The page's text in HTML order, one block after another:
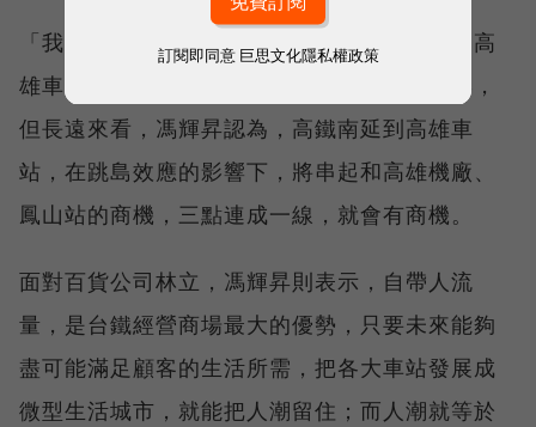
「我其實更看好高雄！」馮輝昇不諱言。儘管高
雄車站和鳳山站的招商案近期都遇到流標情形，
但長遠來看，馮輝昇認為，高鐵南延到高雄車
站，在跳島效應的影響下，將串起和高雄機廠、
鳳山站的商機，三點連成一線，就會有商機。
面對百貨公司林立，馮輝昇則表示，自帶人流
量，是台鐵經營商場最大的優勢，只要未來能夠
盡可能滿足顧客的生活所需，把各大車站發展成
微型生活城市，就能把人潮留住；而人潮就等於
訂閱即同意 巨思文化隱私權政策